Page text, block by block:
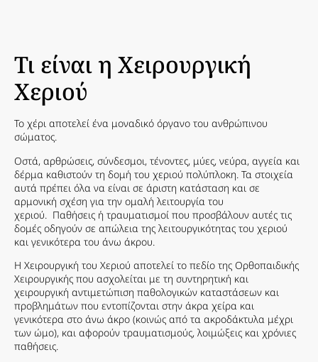
Τι είναι η Χειρουργική
Χεριού
Το χέρι αποτελεί ένα μοναδικό όργανο του ανθρώπινου
σώματος.
Οστά, αρθρώσεις, σύνδεσμοι, τένοντες, μύες, νεύρα, αγγεία και
δέρμα καθιστούν τη δομή του χεριού πολύπλοκη. Τα στοιχεία
αυτά πρέπει όλα να είναι σε άριστη κατάσταση και σε
αρμονική σχέση για την ομαλή λειτουργία του
χεριού. Παθήσεις ή τραυματισμοί που προσβάλουν αυτές τις
δομές οδηγούν σε απώλεια της λειτουργικότητας του χεριού
και γενικότερα του άνω άκρου.
Η Χειρουργική του Χεριού αποτελεί το πεδίο της Ορθοπαιδικής
Χειρουργικής που ασχολείται με τη συντηρητική και
χειρουργική αντιμετώπιση παθολογικών καταστάσεων και
προβλημάτων που εντοπίζονται στην άκρα χείρα και
γενικότερα στο άνω άκρο (κοινώς από τα ακροδάκτυλα μέχρι
των ώμο), και αφορούν τραυματισμούς, λοιμώξεις και χρόνιες
παθήσεις.